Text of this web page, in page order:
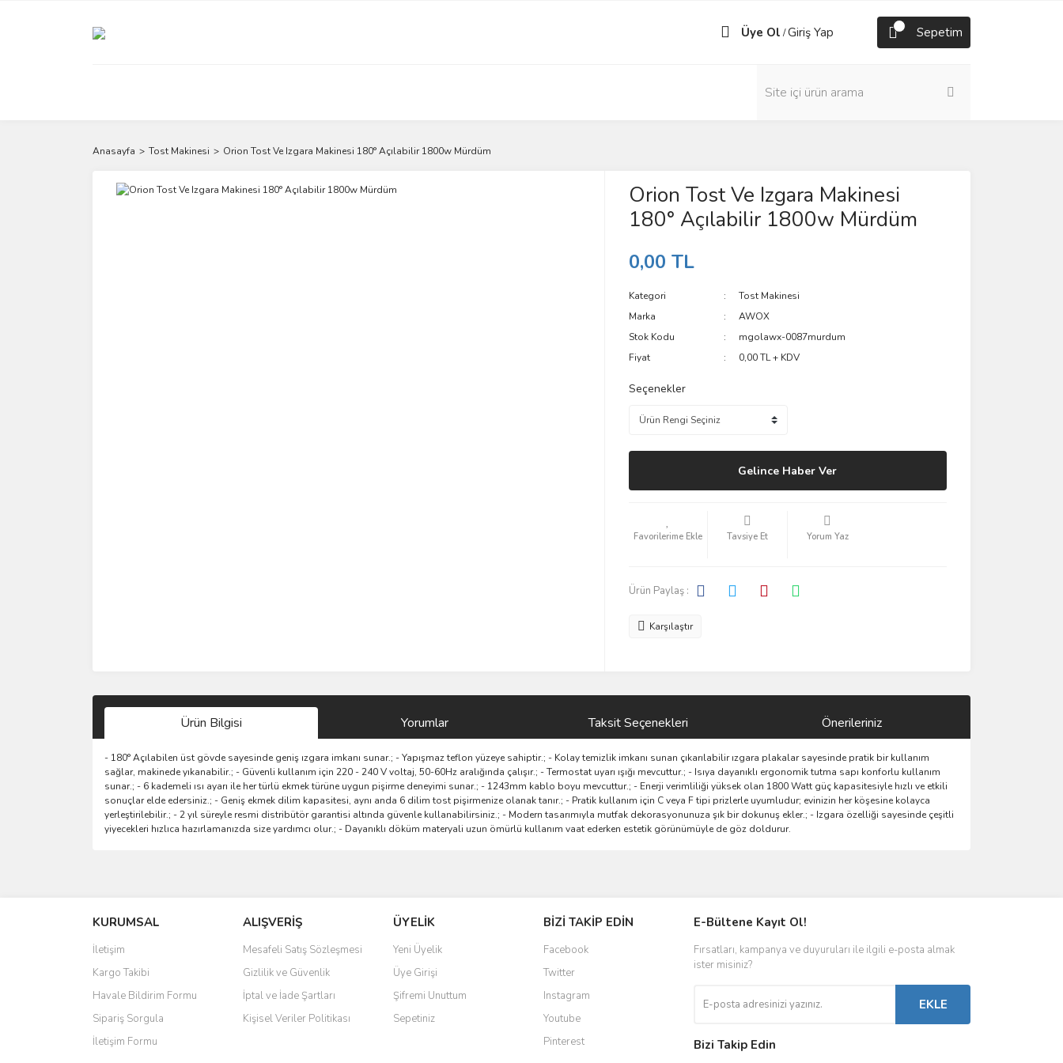
Üye Ol /Giriş Yap Sepetim
Anasayfa Tost Makinesi Orion Tost Ve Izgara Makinesi 180° Açılabilir 1800w Mürdüm
Orion Tost Ve Izgara Makinesi
180° Açılabilir 1800w Mürdüm
0,00 TL
Kategori
Tost Makinesi
Marka
AWOX
Stok Kodu
mgolawx-0087murdum
Fiyat
0,00 TL + KDV
Seçenekler
Gelince Haber Ver
Tavsiye Et Yorum Yaz
Ürün Paylaş :
Karşılaştır
Ürün Bilgisi Yorumlar Taksit Seçenekleri Önerileriniz
- 180° Açılabilen üst gövde sayesinde geniş ızgara imkanı sunar.; - Yapışmaz teflon yüzeye sahiptir.; - Kolay temizlik imkanı sunan çıkarılabilir ızgara plakalar sayesinde pratik bir kullanım
sağlar, makinede yıkanabilir.; - Güvenli kullanım için 220 - 240 V voltaj, 50-60Hz aralığında çalışır.; - Termostat uyarı ışığı mevcuttur.; - Isıya dayanıklı ergonomik tutma sapı konforlu kullanım
sunar.; - 6 kademeli ısı ayarı ile her türlü ekmek türüne uygun pişirme deneyimi sunar.; - 1243mm kablo boyu mevcuttur.; - Enerji verimliliği yüksek olan 1800 Watt güç kapasitesiyle hızlı ve etkili
sonuçlar elde edersiniz.; - Geniş ekmek dilim kapasitesi, aynı anda 6 dilim tost pişirmenize olanak tanır.; - Pratik kullanım için C veya F tipi prizlerle uyumludur; evinizin her köşesine kolayca
yerleştirilebilir.; - 2 yıl süreyle resmi distribütör garantisi altında güvenle kullanabilirsiniz.; - Modern tasarımıyla mutfak dekorasyonunuza şık bir dokunuş ekler.; - Izgara özelliği sayesinde çeşitli
yiyecekleri hızlıca hazırlamanızda size yardımcı olur.; - Dayanıklı döküm materyali uzun ömürlü kullanım vaat ederken estetik görünümüyle de göz doldurur.
Ürün resmi kalitesiz, bozuk veya görüntülenemiyor.
Ürün açıklamasında eksik bilgiler bulunuyor.
Ürün bilgilerinde hatalar bulunuyor.
Ürün fiyatı diğer sitelerden daha pahalı.
Bu ürüne benzer farklı alternatifler olmalı.
KURUMSAL
İletişim
Kargo Takibi
Havale Bildirim Formu
Sipariş Sorgula
İletişim Formu
ALIŞVERİŞ
Mesafeli Satış Sözleşmesi
Gizlilik ve Güvenlik
İptal ve İade Şartları
Kişisel Veriler Politikası
ÜYELİK
Yeni Üyelik
Üye Girişi
Şifremi Unuttum
Sepetiniz
BİZİ TAKİP EDİN
Facebook
Twitter
Instagram
Youtube
Pinterest
E-Bültene Kayıt Ol!
Fırsatları, kampanya ve duyuruları ile ilgili e-posta almak
ister misiniz?
EKLE
Bizi Takip Edin